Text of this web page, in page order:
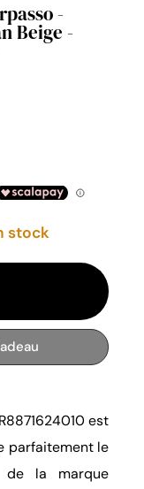
-
Beige -
stock
est
parfaitement le
de la marque